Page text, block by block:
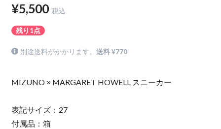
¥5,500 税込
残り1点
別途送料がかかります。送料 ¥770
MIZUNO × MARGARET HOWELL スニーカー
表記サイズ：27
付属品：箱